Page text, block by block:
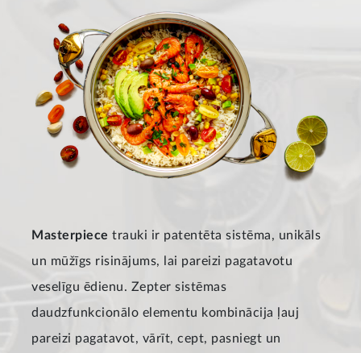
Masterpiece trauki ir patentēta sistēma, unikāls
un mūžīgs risinājums, lai pareizi pagatavotu
veselīgu ēdienu. Zepter sistēmas
daudzfunkcionālo elementu kombinācija ļauj
pareizi pagatavot, vārīt, cept, pasniegt un